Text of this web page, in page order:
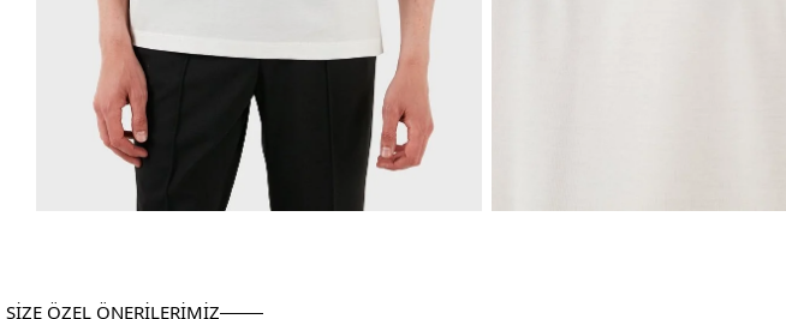
SİZE ÖZEL ÖNERİLERİMİZ